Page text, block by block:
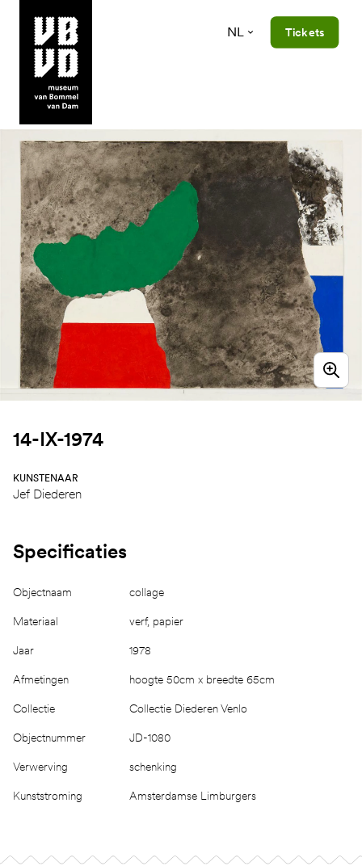
museum van Bommel van Dam
NL Tickets
14-IX-1974
KUNSTENAAR
Jef Diederen
Specificaties
Objectnaam collage
Materiaal verf, papier
Jaar 1978
Afmetingen hoogte 50cm x breedte 65cm
Collectie Collectie Diederen Venlo
Objectnummer JD-1080
Verwerving schenking
Kunststroming Amsterdamse Limburgers